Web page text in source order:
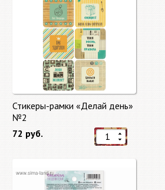
Стикеры-рамки «Делай день»
№2
72 руб.